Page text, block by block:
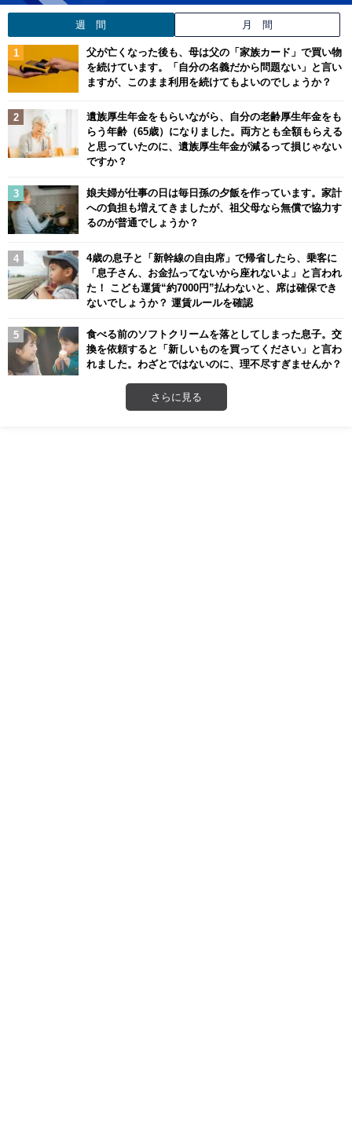
週 間 月 間
父が亡くなった後も、母は父の「家族カード」で買い物
を続けています。「自分の名義だから問題ない」と言い
ますが、このまま利用を続けてもよいのでしょうか？
遺族厚生年金をもらいながら、自分の老齢厚生年金をも
らう年齢（65歳）になりました。両方とも全額もらえる
と思っていたのに、遺族厚生年金が減るって損じゃない
ですか？
娘夫婦が仕事の日は毎日孫の夕飯を作っています。家計
への負担も増えてきましたが、祖父母なら無償で協力す
るのが普通でしょうか？
4歳の息子と「新幹線の自由席」で帰省したら、乗客に
「息子さん、お金払ってないから座れないよ」と言われ
た！ こども運賃“約7000円”払わないと、席は確保でき
ないでしょうか？ 運賃ルールを確認
食べる前のソフトクリームを落としてしまった息子。交
換を依頼すると「新しいものを買ってください」と言わ
れました。わざとではないのに、理不尽すぎませんか？
さらに見る